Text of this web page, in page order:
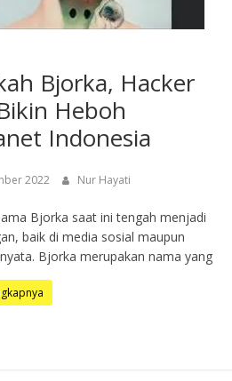
Bjorka, Hacker
Heboh
Indonesia
2022 Nur Hayati
Bjorka saat ini tengah menjadi
baik di media sosial maupun
Bjorka merupakan nama yang